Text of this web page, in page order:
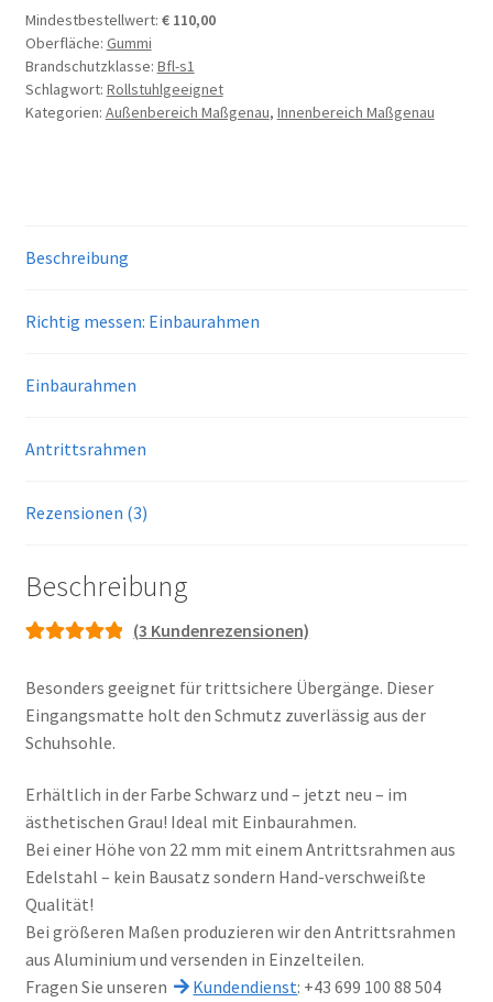
Mindestbestellwert: €110,00
Oberfläche: Gummi
Brandschutzklasse: Bfl-s1
Schlagwort: Rollstuhlgeeignet
Kategorien: Außenbereich Maßgenau, Innenbereich Maßgenau
Beschreibung
Richtig messen: Einbaurahmen
Einbaurahmen
Antrittsrahmen
Rezensionen (3)
Beschreibung
5.00von 5,
basierend auf
Kundenbewe
(3 Kundenrezensionen)
Besonders geeignet für trittsichere Übergänge. Dieser
Eingangsmatte holt den Schmutz zuverlässig aus der
Schuhsohle.
Erhältlich in der Farbe Schwarz und – jetzt neu – im
ästhetischen Grau! Ideal mit Einbaurahmen.
Bei einer Höhe von 22 mm mit einem Antrittsrahmen aus
Edelstahl – kein Bausatz sondern Hand-verschweißte
Qualität!
Bei größeren Maßen produzieren wir den Antrittsrahmen
aus Aluminium und versenden in Einzelteilen.
Fragen Sie unseren
Kundendienst: +43 699 100 88 504